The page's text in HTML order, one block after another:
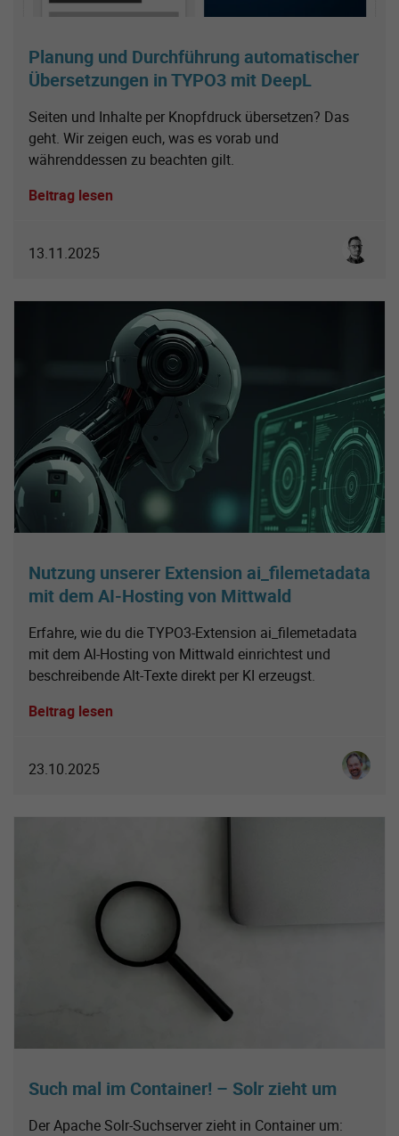
Planung und Durchführung automatischer
Übersetzungen in TYPO3 mit DeepL
Seiten und Inhalte per Knopfdruck übersetzen? Das
geht. Wir zeigen euch, was es vorab und
währenddessen zu beachten gilt.
Beitrag lesen
13.11.2025
Nutzung unserer Extension ai_filemetadata
mit dem AI-Hosting von Mittwald
Erfahre, wie du die TYPO3-Extension ai_filemetadata
mit dem AI-Hosting von Mittwald einrichtest und
beschreibende Alt-Texte direkt per KI erzeugst.
Beitrag lesen
23.10.2025 Ingo
Such mal im Container! – Solr zieht um
Der Apache Solr-Suchserver zieht in Container um: